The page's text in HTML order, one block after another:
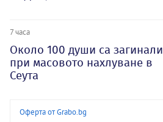
7 часа
Около 100 души са загинали
при масовото нахлуване в
Сеута
Оферта от Grabo.bg